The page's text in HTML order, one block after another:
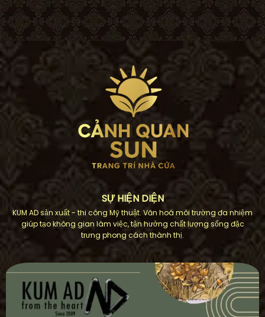
SỰ HIỆN DIỆN
KUM AD sản xuất - thi công Mỹ thuật. Văn hoá môi trường đa nhiệm
giúp tạo không gian làm việc, tận hưởng chất lượng sống đặc
trưng phong cách thành thị.